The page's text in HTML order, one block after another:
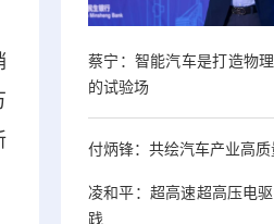
蔡宁：智能汽车是打造物
的试验场
付炳锋：共绘汽车产业高质
凌和平：超高速超高压电
践